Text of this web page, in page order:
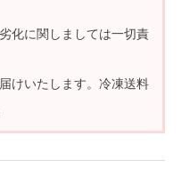
化に関しましては一切責
けいたします。冷凍送料